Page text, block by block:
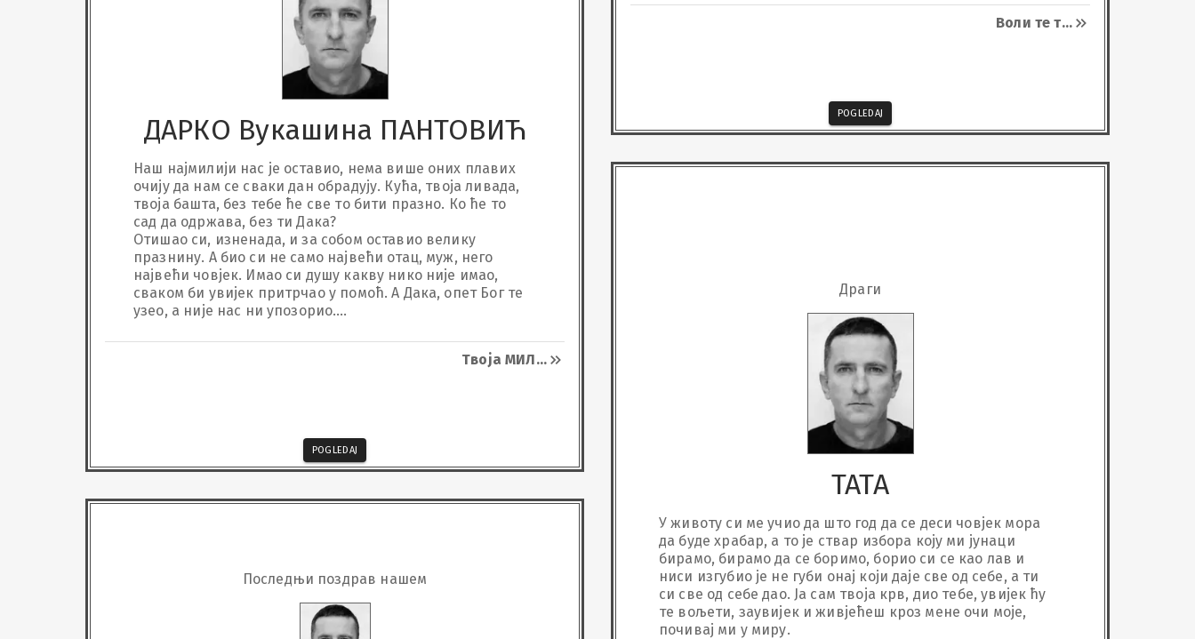
руке, а ти си једва чекако да је загрлиш, знам да јој
нијеси могао рећи не. И зато сам љута на обоје, што сте
да поред ње неће више ништа да те боли, а ти нас
гледај са неба, пошаљи нам некад неки знак да нас
заправо никад нијеси оставио
Воли те т...
POGLEDAJ
ДАРКО Вукашина ПАНТОВИЋ
Наш најмилији нас је оставио, нема више оних плавих
очију да нам се сваки дан обрадују. Кућа, твоја ливада,
твоја башта, без тебе ће све то бити празно. Ко ће то
сад да одржава, без ти Дака?
Отишао си, изненада, и за собом оставио велику
празнину. А био си не само највећи отац, муж, него
највећи човјек. Имао си душу какву нико није имао,
сваком би увијек притрчао у помоћ. А Дака, опет Бог те
узео, а није нас ни упозорио.
никад нећемо заборавити, наш анђеле.
Твоја МИЛ...
POGLEDAJ
Драги
ТАТА
У животу си ме учио да што год да се деси човјек мора
да буде храбар, а то је ствар избора коју ми јунаци
бирамо, бирамо да се боримо, борио си се као лав и
ниси изгубио је не губи онај који даје све од себе, а ти
си све од себе дао. Ја сам твоја крв, дио тебе, увијек ћу
те вољети, заувијек и живјећеш кроз мене очи моје,
почивај ми у миру.
Последњи поздрав нашем